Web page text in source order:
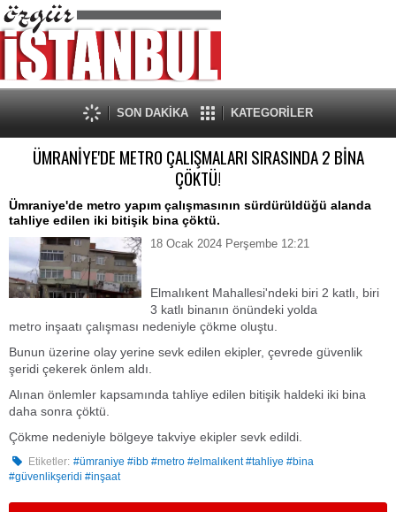
SON DAKİKA KATEGORİLER
ÜMRANİYE'DE METRO ÇALIŞMALARI SIRASINDA 2 BİNA
ÇÖKTÜ!
Ümraniye'de metro yapım çalışmasının sürdürüldüğü alanda
tahliye edilen iki bitişik bina çöktü.
18 Ocak 2024 Perşembe 12:21
Elmalıkent Mahallesi'ndeki biri 2 katlı, biri
3 katlı binanın önündeki yolda
metro inşaatı çalışması nedeniyle çökme oluştu.
Bunun üzerine olay yerine sevk edilen ekipler, çevrede güvenlik
şeridi çekerek önlem aldı.
Alınan önlemler kapsamında tahliye edilen bitişik haldeki iki bina
daha sonra çöktü.
Çökme nedeniyle bölgeye takviye ekipler sevk edildi.
Etiketler: #ümraniye #ibb #metro #elmalıkent #tahliye #bina
#güvenlikşeridi #inşaat